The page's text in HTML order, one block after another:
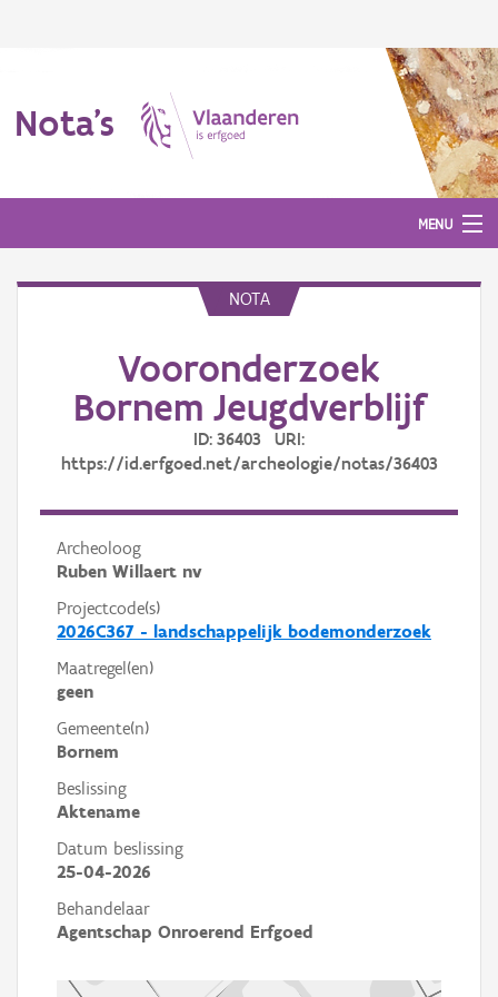
Nota's
MENU
NOTA
Vooronderzoek
Bornem Jeugdverblijf
ID: 36403 URI:
https://id.erfgoed.net/archeologie/notas/36403
Archeoloog
Ruben Willaert nv
Projectcode(s)
2026C367 - landschappelijk bodemonderzoek
Maatregel(en)
geen
Gemeente(n)
Bornem
Beslissing
Aktename
Datum beslissing
25-04-2026
Behandelaar
Agentschap Onroerend Erfgoed